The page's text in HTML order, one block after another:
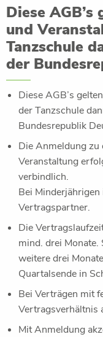
Diese
und
Tanzschule
der
Diese AGB’s
der Tanzschule
Bundesrepublik
Die Anmeldung zu
Veranstaltung
verbindlich.
Bei
Vertragspartner.
Die
mind. drei
weitere drei
Quartalsende in
Bei Verträgen mit
Vertragsverhältnis
Mit Anmeldung